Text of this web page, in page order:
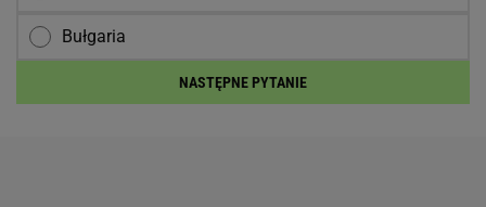
Bułgaria
NASTĘPNE PYTANIE